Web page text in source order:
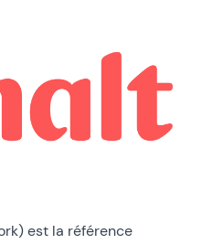
est la référence